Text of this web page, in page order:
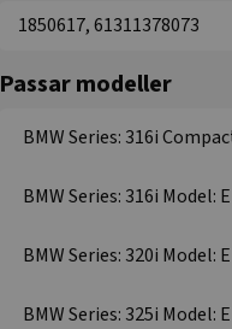
1850617, 61311378073
Passar modeller
BMW Series: 316i
BMW Series: 316i Model:
BMW Series: 320i Model:
BMW Series: 325i Model: